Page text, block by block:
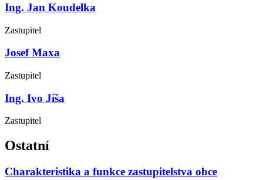
Ing. Jan Koudelka
Zastupitel
Josef Maxa
Zastupitel
Ing. Ivo Jíša
Zastupitel
Ostatní
Charakteristika a funkce zastupitelstva obce